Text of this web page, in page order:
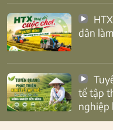
dân
tế tập
nghiệp